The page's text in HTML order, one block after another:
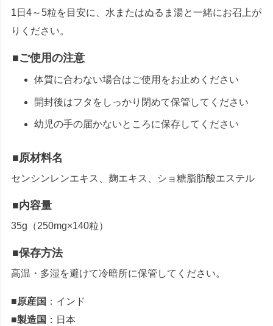
1日4～5粒を目安に、水またはぬるま湯と一緒にお召上が
りください。
■ご使用の注意
体質に合わない場合はご使用をお止めください
開封後はフタをしっかり閉めて保管してください
幼児の手の届かないところに保存してください
■原材料名
センシンレンエキス、麹エキス、ショ糖脂肪酸エステル
■内容量
35g（250mg×140粒）
■保存方法
高温・多湿を避けて冷暗所に保管してください。
■原産国 ：インド
■製造国 ：日本